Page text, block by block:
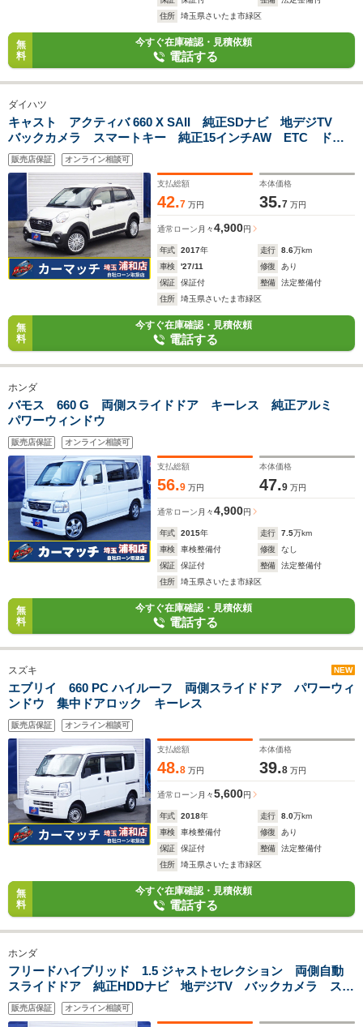
住所
埼玉県さいたま市緑区
無
料
今すぐ在庫確認・見積依頼
電話する
ダイハツ
キャスト アクティバ 660 X SAII 純正SDナビ 地デジTV
バックカメラ スマートキー 純正15インチAW ETC ドア
バイザー
販売店保証 オンライン相談可
支払総額
42.7 万円
本体価格
35.7 万円
通常ローン 月々4,900円
年式 2017年 走行 8.6万km
車検
'27/11 修復
あり
保証
保証付 整備
法定整備付
住所
埼玉県さいたま市緑区
無
料
今すぐ在庫確認・見積依頼
電話する
ホンダ
バモス 660 G 両側スライドドア キーレス 純正アルミ
パワーウィンドウ
販売店保証 オンライン相談可
支払総額
56.9 万円
本体価格
47.9 万円
通常ローン 月々4,900円
年式 2015年 走行 7.5万km
車検
車検整備付 修復
なし
保証
保証付 整備
法定整備付
住所
埼玉県さいたま市緑区
無
料
今すぐ在庫確認・見積依頼
電話する
スズキ NEW
エブリイ 660 PC ハイルーフ 両側スライドドア パワーウィ
ンドウ 集中ドアロック キーレス
販売店保証 オンライン相談可
支払総額
48.8 万円
本体価格
39.8 万円
通常ローン 月々5,600円
年式 2018年 走行 8.0万km
車検
車検整備付 修復
あり
保証
保証付 整備
法定整備付
住所
埼玉県さいたま市緑区
無
料
今すぐ在庫確認・見積依頼
電話する
ホンダ
フリードハイブリッド 1.5 ジャストセレクション 両側自動
スライドドア 純正HDDナビ 地デジTV バックカメラ スマ
ートキー HIDライト 純正15インチAW
販売店保証 オンライン相談可